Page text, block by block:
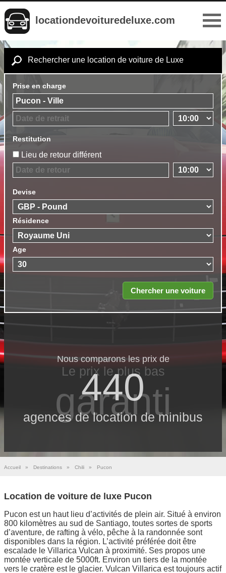
locationdevoituredeluxe.com
Rechercher une location de voiture de Luxe
Prise en charge
Restitution
Lieu de retour différent
Devise
Résidence
Age
Nous comparons les prix de
440
agences de location de minibus
Le prix le​ plus bas
garanti
Accueil » Destinations » Chili » Pucon
Location de voiture de luxe Pucon
Pucon est un haut lieu d’activités de plein air. Situé à environ
800 kilomètres au sud de Santiago, toutes sortes de sports
d’aventure, de rafting à vélo, pêche à la randonnée sont
disponibles dans la région. L’activité préférée doit être
escalade le Villarica Vulcan à proximité. Ses propos une
montée verticale de 5000ft. Environ un tiers de la montée
vers le cratère est le glacier. Vulcan Villarica est toujours actif